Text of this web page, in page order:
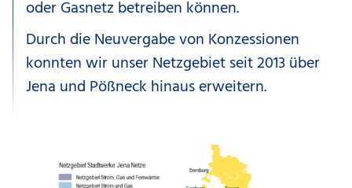
oder Gasnetz betreiben können.
Durch die Neuvergabe von Konzessionen
konnten wir unser Netzgebiet seit 2013 über
Jena und Pößneck hinaus erweitern.